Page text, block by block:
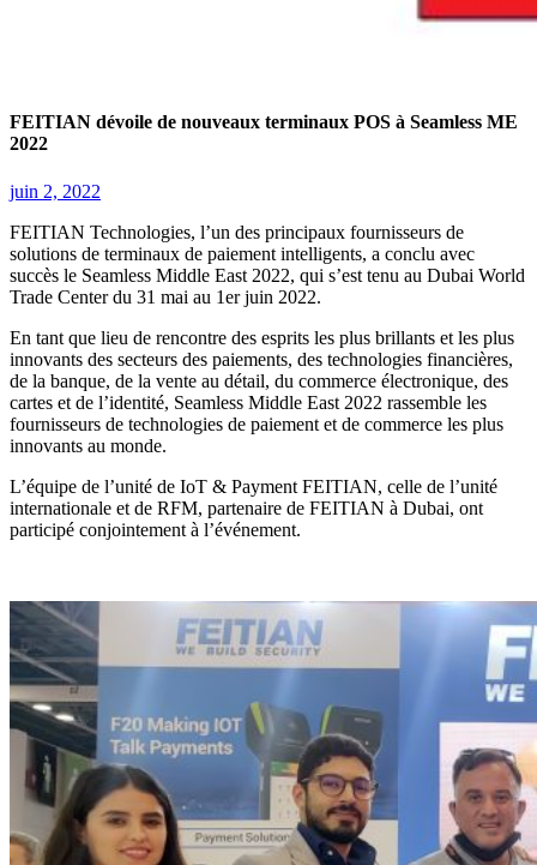
FEITIAN dévoile de nouveaux terminaux POS à Seamless ME
2022
juin 2, 2022
FEITIAN Technologies, l’un des principaux fournisseurs de
solutions de terminaux de paiement intelligents, a conclu avec
succès le Seamless Middle East 2022, qui s’est tenu au Dubai World
Trade Center du 31 mai au 1er juin 2022.
En tant que lieu de rencontre des esprits les plus brillants et les plus
innovants des secteurs des paiements, des technologies financières,
de la banque, de la vente au détail, du commerce électronique, des
cartes et de l’identité, Seamless Middle East 2022 rassemble les
fournisseurs de technologies de paiement et de commerce les plus
innovants au monde.
L’équipe de l’unité de IoT & Payment FEITIAN, celle de l’unité
internationale et de RFM, partenaire de FEITIAN à Dubai, ont
participé conjointement à l’événement.